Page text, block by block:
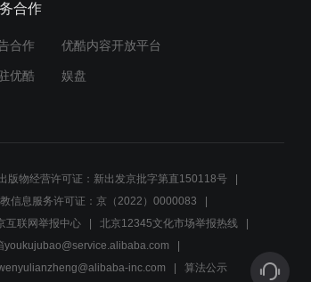
李小璐上学时就称老师“野兽
撼！
02:01
小夫妻刚结婚，女友太主
动，男子：别闹，等我上去
合作
合作 优酷内容开放平台
优酷 娱盘
版物经营许可证：新出发京批字第直150118号
信息服务许可证：京（2022）0000083
互联网举报中心
北京12345文化市场举报热线
inc.com 算法公示